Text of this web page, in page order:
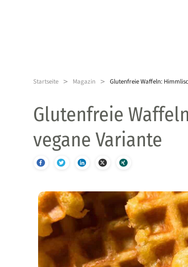
Startseite > Magazin > Glutenfreie Waffeln:
Glutenfreie
vegane Variante